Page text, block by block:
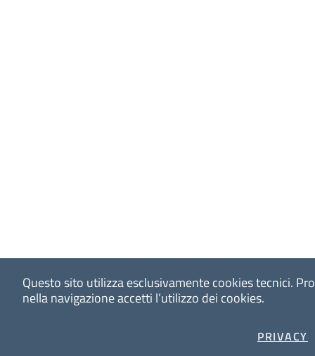
Questo sito utilizza esclusivamente cookies tecnici.
nella navigazione accetti l’utilizzo dei cookies.
PRIVACY